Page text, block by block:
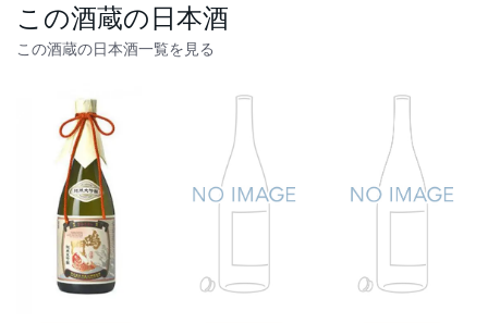
この酒蔵の日本酒
この酒蔵の日本酒一覧を見る